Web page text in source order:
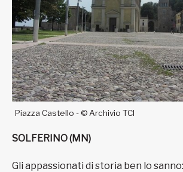
Piazza Castello - © Archivio TCI
SOLFERINO (MN)
Gli appassionati di storia ben lo